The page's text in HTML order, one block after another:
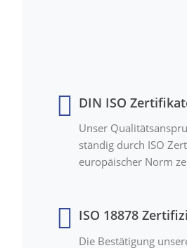
DIN ISO
Unser
ständig durch ISO
europäischer Norm
ISO 18878
Die Bestätigung